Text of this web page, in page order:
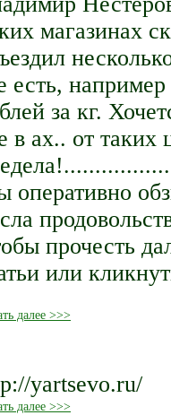
магазинах
есть,
за кг.
в ах.. от
оперативно
прочесть
или
далее >>>
yartsevo.ru/
далее >>>